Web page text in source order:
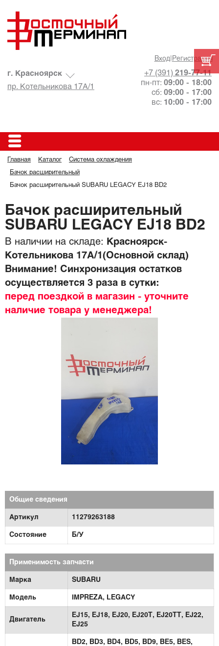
Вход| Регистрация
+7 (391) 219-77-11
пн-пт: 09:00 - 18:00
сб: 09:00 - 17:00
вс: 10:00 - 17:00
г. Красноярск
пр. Котельникова 17А/1
Главная Каталог Система охлаждения
Бачок расширительный
Бачок расширительный SUBARU LEGACY EJ18 BD2
Бачок расширительный
SUBARU LEGACY EJ18 BD2
В наличии на складе:
Красноярск-
Котельникова 17А/1(Основной склад)
Внимание! Синхронизация остатков
осуществляется 3 раза в сутки:
перед поездкой в магазин - уточните
наличие товара у менеджера!
Общие сведения
Артикул 11279263188
Состояние Б/У
Применимость запчасти
Марка SUBARU
Модель IMPREZA, LEGACY
Двигатель
EJ15, EJ18, EJ20, EJ20T, EJ20TT,
EJ22,
EJ25
BD2, BD3, BD4, BD5, BD9, BE5,
BES,